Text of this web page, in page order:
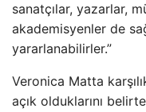
sanatçılar, yazarlar,
akademisyenler de
yararlanabilirler.”
Veronica Matta
açık olduklarını